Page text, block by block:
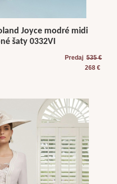
Joyce modré midi
šaty 0332VI
Predaj 535 €
268 €